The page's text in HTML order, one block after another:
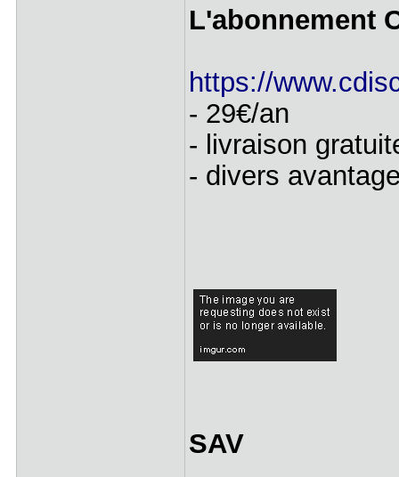
L'abonnement
https://
- 29€/an
- livraison
- divers
SAV